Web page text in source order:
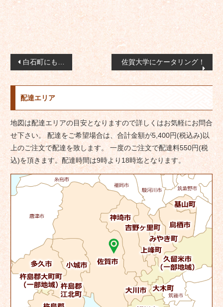
投
稿
ナ
ビ
ゲ
ー
シ
ョ
ン
白石町にも… 佐賀大学にケータリング！
配達エリア
地図は配達エリアの目安となりますので詳しくはお気軽にお問合
せ下さい。 配達をご希望場合は、合計金額が5,400円(税込み)以
上のご注文で配達を致します。 一度のご注文で配達料550円(税
込)を頂きます。配達時間は9時より18時迄となります。